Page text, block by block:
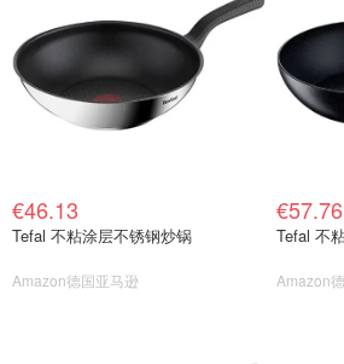
€46.13
Tefal 不粘涂层不锈钢炒锅
Amazon德国亚马逊
€57.76
Tefal 不
Amazon